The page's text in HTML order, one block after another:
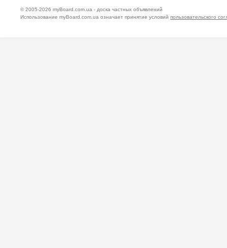
© 2005-2026 myBoard.com.ua - доска частных объявлений
Использование myBoard.com.ua означает принятие условий пользовательского